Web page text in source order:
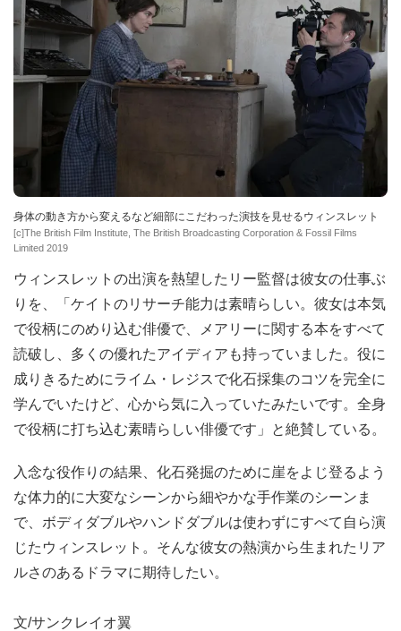
身体の動き方から変えるなど細部にこだわった演技を見せるウィンスレット
[c]The British Film Institute, The British Broadcasting Corporation & Fossil Films
Limited 2019
ウィンスレットの出演を熱望したリー監督は彼女の仕事ぶ
りを、「ケイトのリサーチ能力は素晴らしい。彼女は本気
で役柄にのめり込む俳優で、メアリーに関する本をすべて
読破し、多くの優れたアイディアも持っていました。役に
成りきるためにライム・レジスで化石採集のコツを完全に
学んでいたけど、心から気に入っていたみたいです。全身
で役柄に打ち込む素晴らしい俳優です」と絶賛している。
入念な役作りの結果、化石発掘のために崖をよじ登るよう
な体力的に大変なシーンから細やかな手作業のシーンま
で、ボディダブルやハンドダブルは使わずにすべて自ら演
じたウィンスレット。そんな彼女の熱演から生まれたリア
ルさのあるドラマに期待したい。
文/サンクレイオ翼